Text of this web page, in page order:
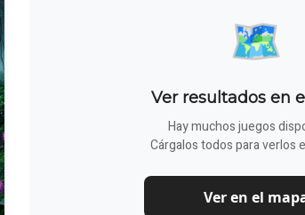
🗺️
Ver resultados en
Hay muchos juegos
Cárgalos todos para verlos
Ver en el